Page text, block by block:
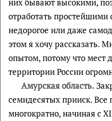
отработать простейшими
недорогое или даже
этом я хочу рассказать.
опытом, потому что мест
территории России
Амурская область.
семидесятых прииск.
многократно, начиная с